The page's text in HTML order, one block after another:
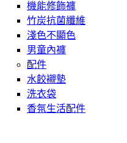
機能修飾褲
竹炭抗菌纖維
淺色不顯色
男童內褲
配件
水餃襯墊
洗衣袋
香氛生活配件